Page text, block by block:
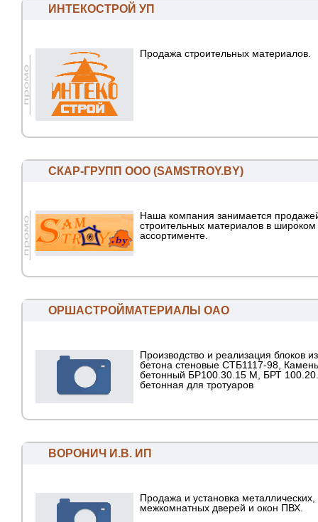
ИНТЕКОСТРОЙ УП
Продажа строительных материалов.
СКАР-ГРУПП ООО (SAMSTROY.BY)
Наша компания занимается
строительных материалов в широком
ассортименте.
ОРШАСТРОЙМАТЕРИАЛЫ ОАО
Производство и реализация блоков
бетона стеновые СТБ1117-98,
бетонный БР100.30.15 М, БРТ
бетонная для тротуаров
ВОРОНИЧ И.В. ИП
Продажа и установка металлических,
межкомнатных дверей и окон ПВХ.